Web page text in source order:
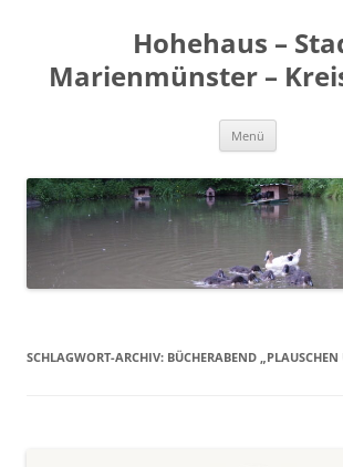
Hohehaus –
Marienmünster –
Menü
SCHLAGWORT-ARCHIV: BÜCHERABEND